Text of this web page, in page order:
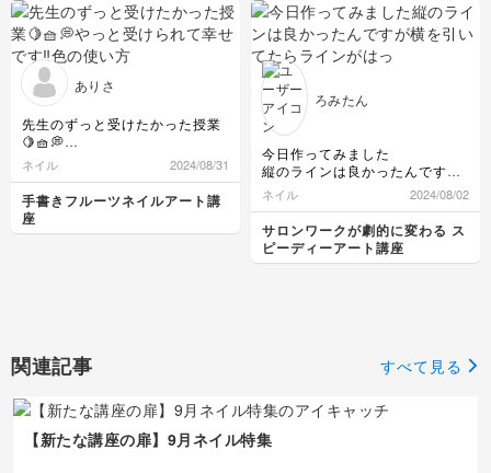
しも大柄などにするなど
色々テイストがたのしめ
るのでお試ししてみてく
ありさ
先生のずっと受けたかった授業
🍋🧺💭
やっと受けられて幸せです‼︎
色の使い方、入れ方等とっても
わかりやすかったです☺️
ありがとうございました🤍
ネイル 2024/08/31
手書きフルーツネイルアート講
座
ろみたん
今日作ってみました
縦のラインは良かったんですが
横を引いてたらラインがはっき
りしなくなりました
なぜかな？
ネイル 2024/08/02
サロンワークが劇的に変わる ス
ピーディーアート講座
関連記事 すべて見る
【新たな講座の扉】9月ネイル特集